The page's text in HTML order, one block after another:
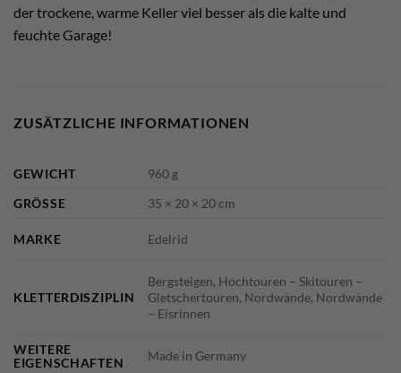
der trockene, warme Keller viel besser als die kalte und
feuchte Garage!
ZUSÄTZLICHE INFORMATIONEN
GEWICHT
960 g
GRÖSSE
35 × 20 × 20 cm
MARKE Edelrid
KLETTERDISZIPLIN
Bergsteigen, Hochtouren – Skitouren –
Gletschertouren, Nordwände, Nordwände
– Eisrinnen
WEITERE
EIGENSCHAFTEN
Made in Germany